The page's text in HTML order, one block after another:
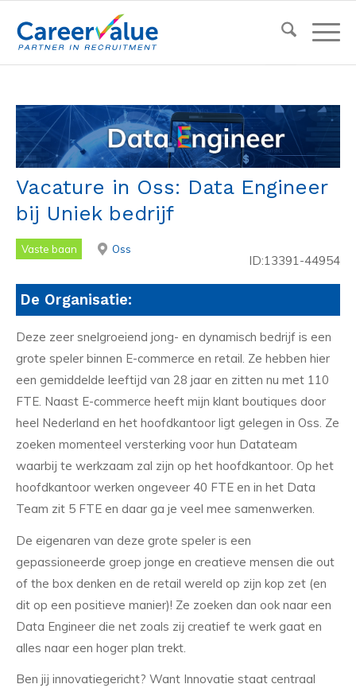
Vacature in Oss: Data Engineer
bij Uniek bedrijf
Vaste baan Oss
ID:13391-44954
De Organisatie:
Deze zeer snelgroeiend jong- en dynamisch bedrijf is een
grote speler binnen E-commerce en retail. Ze hebben hier
een gemiddelde leeftijd van 28 jaar en zitten nu met 110
FTE. Naast E-commerce heeft mijn klant boutiques door
heel Nederland en het hoofdkantoor ligt gelegen in Oss. Ze
zoeken momenteel versterking voor hun Datateam
waarbij te werkzaam zal zijn op het hoofdkantoor. Op het
hoofdkantoor werken ongeveer 40 FTE en in het Data
Team zit 5 FTE en daar ga je veel mee samenwerken.
De eigenaren van deze grote speler is een
gepassioneerde groep jonge en creatieve mensen die out
of the box denken en de retail wereld op zijn kop zet (en
dit op een positieve manier)! Ze zoeken dan ook naar een
Data Engineer die net zoals zij creatief te werk gaat en
alles naar een hoger plan trekt.
Ben jij innovatiegericht? Want Innovatie staat centraal